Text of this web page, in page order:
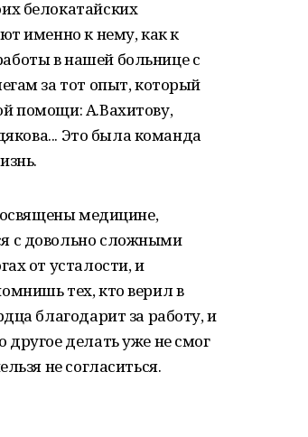
белокатайских
именно к нему, как к
в нашей больнице с
за тот опыт, который
помощи: А.Вахитову,
Это была команда
медицине,
с довольно сложными
от усталости, и
тех, кто верил в
благодарит за работу, и
делать уже не смог
не согласиться.